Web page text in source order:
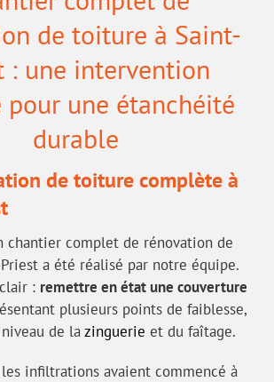
de toiture à Saint-
: une intervention
une étanchéité
durable
de toiture complète à
chantier complet de rénovation de
a été réalisé par notre équipe.
: remettre en état une couverture
plusieurs points de faiblesse,
de lazinguerie et du faîtage.
infiltrations avaient commencé à